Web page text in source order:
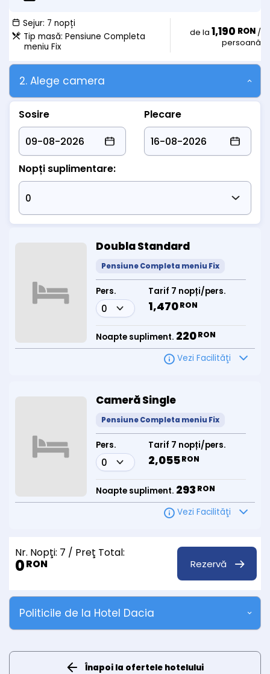
B. primul copil cu varsta intre 4 si 17 ani:
- pat suplimentar + mic dejun = 100 lei/zi
- pat suplimentar + pensiune completa = 170 lei/zi
- cazare in pat cu parintii + mic dejun = 52 lei/zi
- cazare in pat cu parintii + pensiune completa = 116 lei/zi
Sejur: 7 nopți
Tip masă: Pensiune Completa
meniu Fix
de la 1,190 RON /
persoană
2. Alege camera
Sosire Plecare
Nopți suplimentare:
Doubla Standard
Pensiune Completa meniu Fix
Pers. Tarif 7 nopți/pers.
1,470RON
Noapte supliment. 220RON
Vezi Facilităţi
Cameră Single
Pensiune Completa meniu Fix
Pers. Tarif 7 nopți/pers.
2,055RON
Noapte supliment. 293 RON
Vezi Facilităţi
Nr. Nopţi: 7 / Preţ Total:
0RON Rezervă
Politicile de la Hotel Dacia
Înapoi la ofertele hotelului